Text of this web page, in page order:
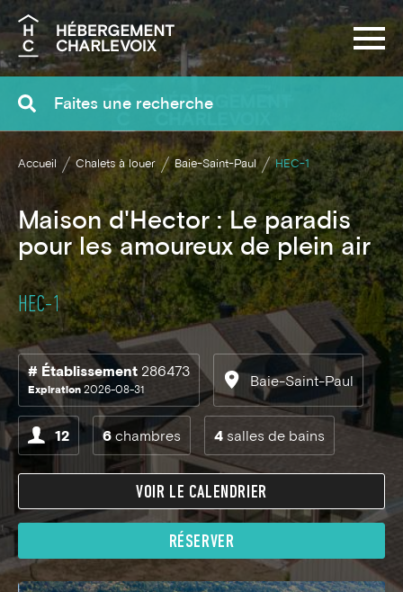
Recherche
Accueil Chalets à louer Baie-Saint-Paul HEC-1
Maison d'Hector : Le paradis
pour les amoureux de plein air
HEC-1
# Établissement 286473
Expiration 2026-08-31
Baie-Saint-Paul
12 6 chambres 4 salles de bains
VOIR LE CALENDRIER
RÉSERVER